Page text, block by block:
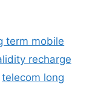
term mobile
recharge
telecom long